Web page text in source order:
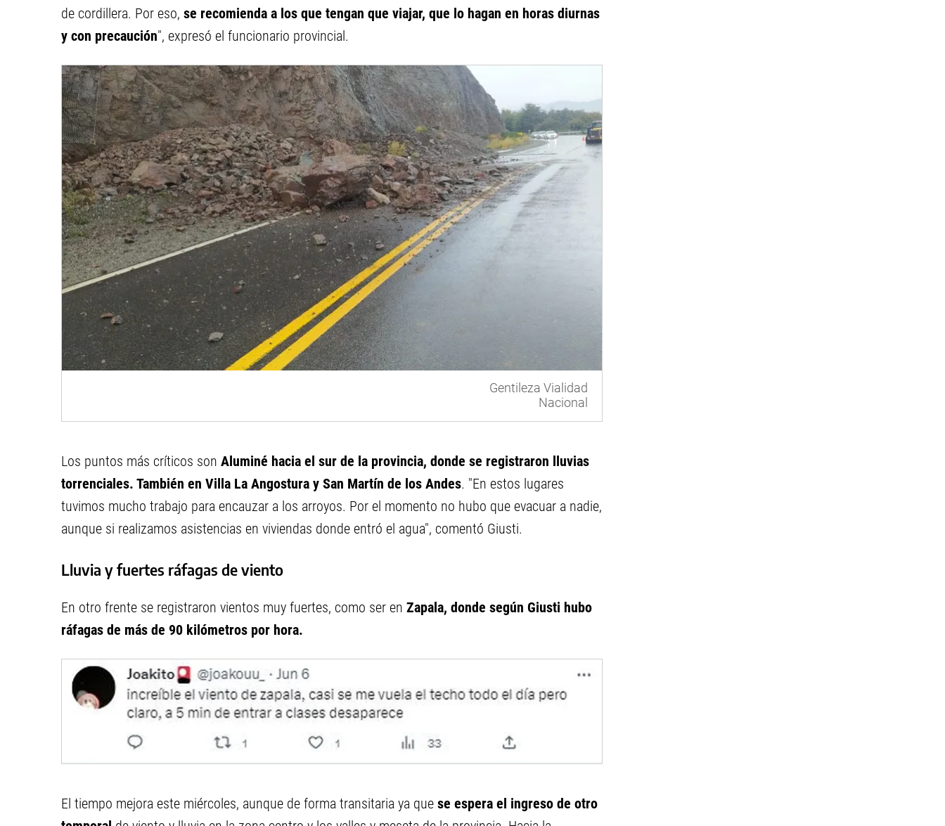
de cordillera. Por eso, se recomienda a los que tengan que viajar, que lo hagan en horas diurnas
y con precaución", expresó el funcionario provincial.
Gentileza Vialidad
Nacional
Los puntos más críticos son Aluminé hacia el sur de la provincia, donde se registraron lluvias
torrenciales. También en Villa La Angostura y San Martín de los Andes. "En estos lugares
tuvimos mucho trabajo para encauzar a los arroyos. Por el momento no hubo que evacuar a nadie,
aunque si realizamos asistencias en viviendas donde entró el agua", comentó Giusti.
Lluvia y fuertes ráfagas de viento
En otro frente se registraron vientos muy fuertes, como ser en Zapala, donde según Giusti hubo
ráfagas de más de 90 kilómetros por hora.
El tiempo mejora este miércoles, aunque de forma transitaria ya que se espera el ingreso de otro